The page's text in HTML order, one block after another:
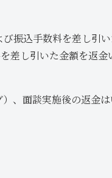
振込手数料を差し引い
し引いた金額を返金
、面談実施後の返金